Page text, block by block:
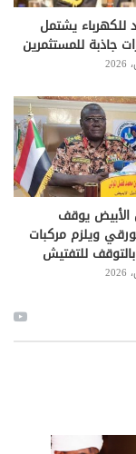
للكهرباء يشتمل
جاذبة للمستثمرين
الأبيض يوقف
ويلزم مركبات
للتفتيش